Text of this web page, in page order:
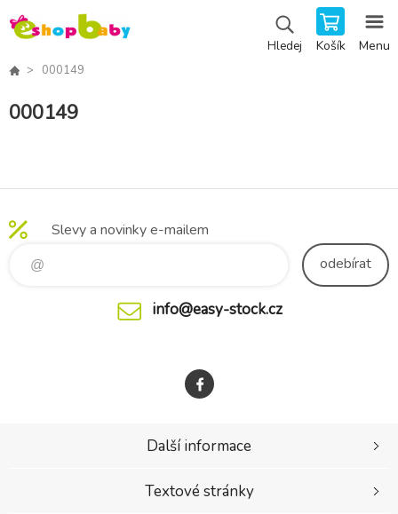
Hledej Košík Menu
000149
000149
Slevy a novinky e-mailem
odebírat
info@easy-stock.cz
Další informace
Textové stránky